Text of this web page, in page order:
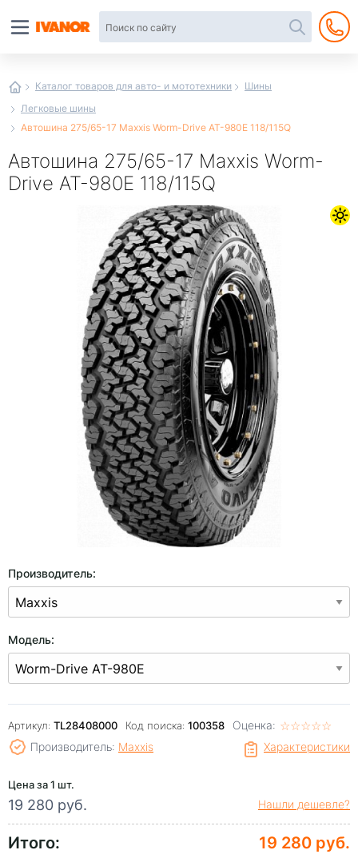
Каталог товаров для авто- и мототехники
Шины
Легковые шины
Автошина 275/65-17 Maxxis Worm-Drive AT-980E 118/115Q
Автошина 275/65-17 Maxxis Worm-
Drive AT-980E 118/115Q
Производитель:
Модель:
Артикул: TL28408000 Код поиска: 100358 Оценка: ☆☆☆☆☆
★★★★★
Характеристики
Производитель: Maxxis
Цена за 1 шт.
19 280 руб. Нашли дешевле?
Итого: 19 280 руб.
интернет-